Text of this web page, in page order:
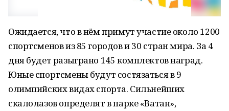
Ожидается, что в нём примут участие около 1200
спортсменов из 85 городов и 30 стран мира. За 4
дня будет разыграно 145 комплектов наград.
Юные спортсмены будут состязаться в 9
олимпийских видах спорта. Сильнейших
скалолазов определят в парке «Ватан»,